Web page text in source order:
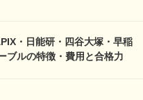
・日能研・四谷大塚・早稲
ブルの特徴・費用と合格力